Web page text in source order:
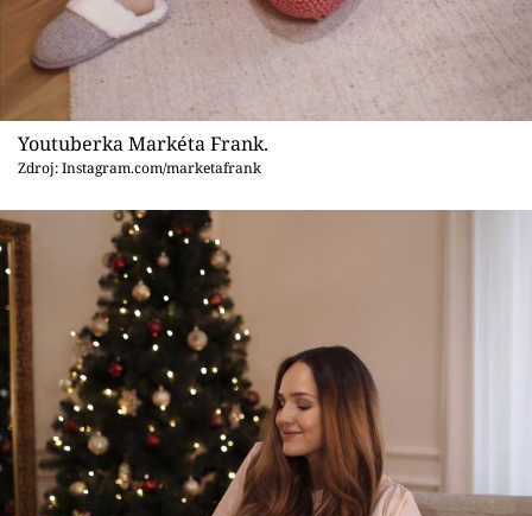
Youtuberka Markéta Frank.
Zdroj: Instagram.com/marketafrank